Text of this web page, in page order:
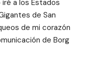
a los Estados
de San
de mi corazón
de Borg